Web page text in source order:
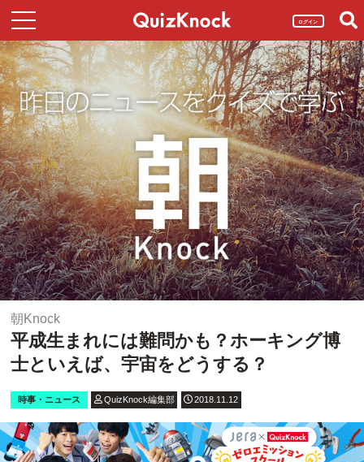
ログイン
朝Knock
平成生まれには難問かも？ホーキング博
士といえば、宇宙をどうする？
時事・ニュース QuizKnock編集部 2018.11.12